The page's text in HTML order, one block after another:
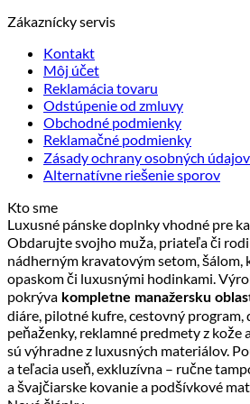
na
produktu.
Zákaznícky servis
Kontakt
Môj účet
Reklamácia tovaru
Odstúpenie od zmluvy
Obchodné podmienky
Reklamačné podmienky
Zásady ochrany osobných údajov
Alternatívne riešenie sporov
Kto sme
Luxusné pánske doplnky vhodné pre
Obdarujte svojho muža, priateľa či
nádherným kravatovým setom, šálom,
opaskom či luxusnými hodinkami.
pokrýva kompletne manažersku
diáre, pilotné kufre, cestovný program,
peňaženky, reklamné predmety z kože
sú výhradne z luxusných materiálov.
a teľacia useň, exkluzívna – ručne
a švajčiarske kovanie a podšívkové